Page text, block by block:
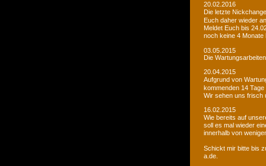
20.02.2016
Die letzte
Euch daher wieder
Meldet Euch bis
noch keine 4
03.05.2015
Die
20.04.2015
Aufgrund von
kommenden 14
Wir sehen uns frisch
16.02.2015
Wie bereits auf
soll es mal wieder
innerhalb von
Schickt mir bitte bis
a.de.